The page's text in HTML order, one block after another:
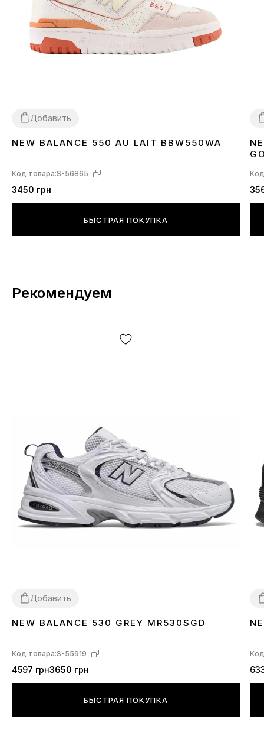
Добавить
3637 3839
NEW BALANCE 550 AU LAIT BBW550WA
Код товара:S-56865
3450 грн
БЫСТРАЯ ПОКУПКА
Рекомендуем
Добавить
3637 3839404142 434445
NEW BALANCE 530 GREY MR530SGD
Код товара:S-55919
4597 грн3650 грн
БЫСТРАЯ ПОКУПКА